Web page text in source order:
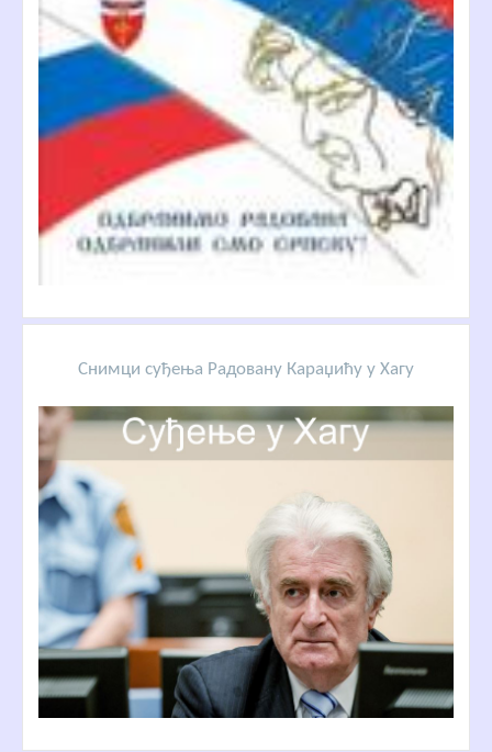
Снимци суђења Радовану Караџићу у Хагу